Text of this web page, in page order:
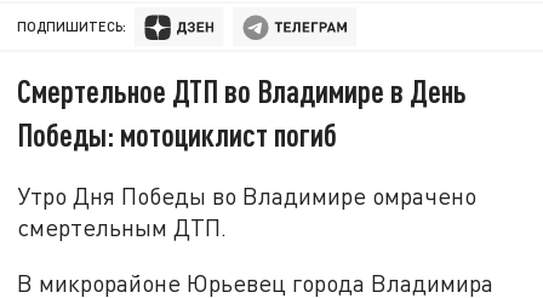
ПОДПИШИТЕСЬ:
Смертельное ДТП во Владимире в День
Победы: мотоциклист погиб
Утро Дня Победы во Владимире омрачено
смертельным ДТП.
В микрорайоне Юрьевец города Владимира